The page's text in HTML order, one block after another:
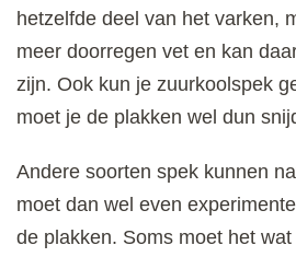
hetzelfde deel van het varken,
meer doorregen vet en kan
zijn. Ook kun je zuurkoolspek
moet je de plakken wel dun
Andere soorten spek kunnen
moet dan wel even
de plakken. Soms moet het